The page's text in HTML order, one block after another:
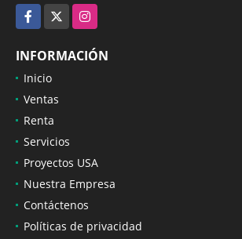
Facebook
Instagram
INFORMACIÓN
Inicio
Ventas
Renta
Servicios
Proyectos USA
Nuestra Empresa
Contáctenos
Políticas de privacidad